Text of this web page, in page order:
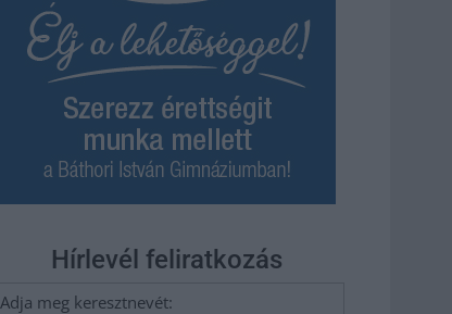
Hírlevél feliratkozás
Adja meg keresztnevét: